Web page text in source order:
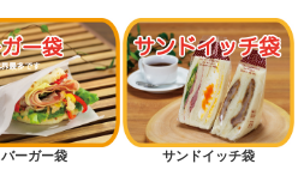
バーガー袋 サンドイッチ袋